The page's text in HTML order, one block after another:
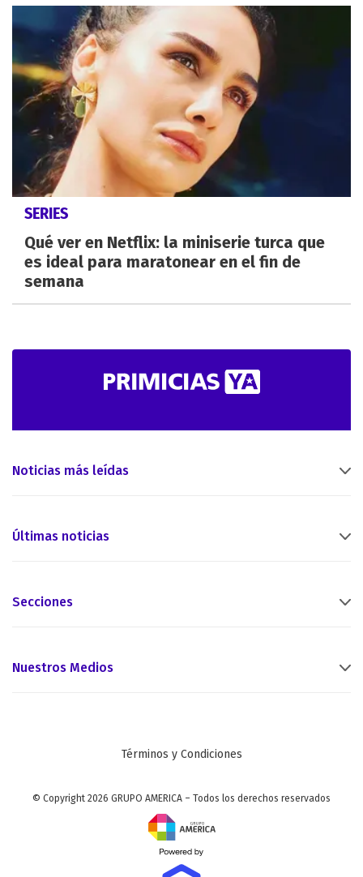
SERIES
Qué ver en Netflix: la miniserie turca que
es ideal para maratonear en el fin de
semana
Noticias más leídas
Últimas noticias
Secciones
Nuestros Medios
Términos y Condiciones
© Copyright 2026 GRUPO AMERICA – Todos los derechos reservados